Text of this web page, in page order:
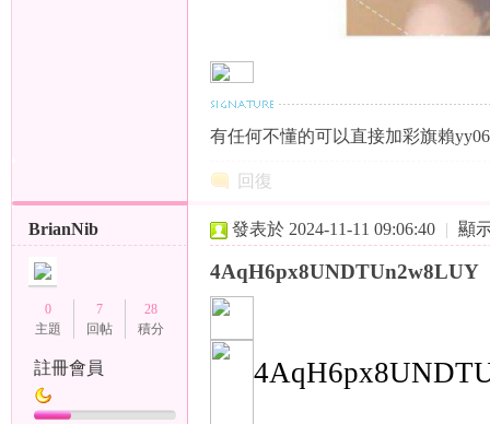
有任何不懂的可以直接加彩旗賴
回復
BrianNib
0
主題
7
回帖
28
積分
註冊會員
發表於 2024-11-11 09:06:40 | 顯
4AqH6px8UNDTUn2w8LUY